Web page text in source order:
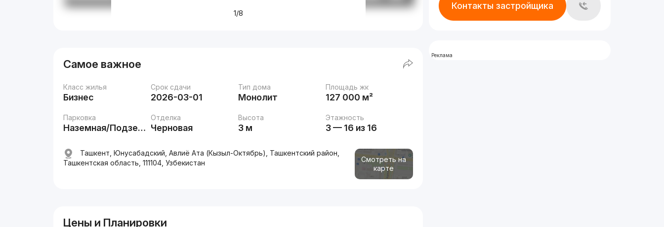
1/8
Самое важное
Класс жилья
Бизнес
Срок сдачи
2026-03-01
Тип дома
Монолит
Площадь жк
127 000 м²
Парковка
Наземная/Подземная
Отделка
Черновая
Высота
3 м
Этажность
3 — 16 из 16
Смотреть на
карте
Ташкент, Юнусабадский, Авлиё Ата (Кызыл-Октябрь), Ташкентский район,
Ташкентская область, 111104, Узбекистан
Цены и Планировки
Контакты застройщика
Реклама